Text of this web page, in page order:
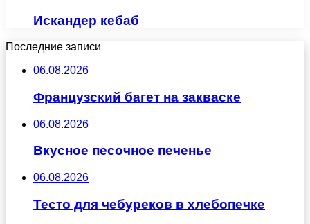
Искандер кебаб
Последние записи
06.08.2026
Французский багет на закваске
06.08.2026
Вкусное песочное печенье
06.08.2026
Тесто для чебуреков в хлебопечке